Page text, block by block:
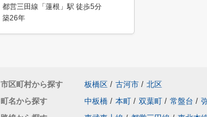
都営三田線「蓮根」駅 徒歩5分
築26年
市区町村から探す 板橋区 / 古河市 / 北区
町名から探す
中板橋 / 本町 / 双葉町 / 常盤台 /